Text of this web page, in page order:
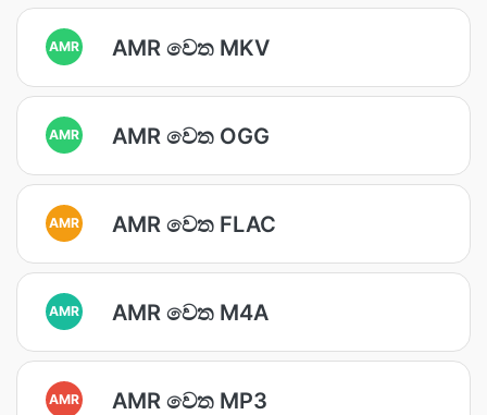
AMR AMR වෙත MKV
AMR AMR වෙත OGG
AMR AMR වෙත FLAC
AMR AMR වෙත M4A
AMR AMR වෙත MP3